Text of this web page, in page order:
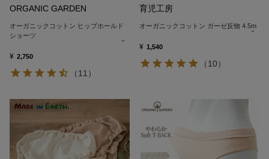
ORGANIC GARDEN
オーガニックコットン ヒップホールド
ショーツ
¥ 2,750
（11）
育児工房
オーガニックコットン ガーゼ反物 4.5m
¥ 1,540
（10）